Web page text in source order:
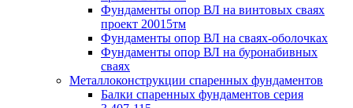
Фундаменты опор ВЛ на винтовых сваях
проект 20015тм
Фундаменты опор ВЛ на сваях-оболочках
Фундаменты опор ВЛ на буронабивных
сваях
Металлоконструкции спаренных фундаментов
Балки спаренных фундаментов серия